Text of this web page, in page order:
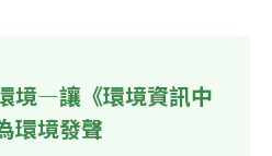
境—讓《環境資訊中
環境發聲